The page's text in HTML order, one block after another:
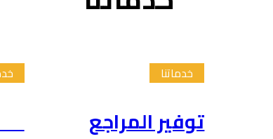
خدماتنا
توفير المراجع